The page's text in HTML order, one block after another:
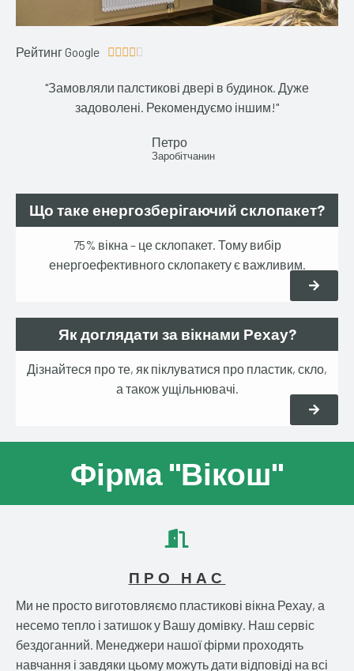
Рейтинг Google 
2
/
"Замовляли палстикові двері в будинок. Дуже
задоволені. Рекомендуємо іншим!"
Петро
Заробітчанин
Що таке енергозберігаючий склопакет?
75% вікна – це склопакет. Тому вибір
енергоефективного склопакету є важливим.
Як доглядати за вікнами Рехау?
Дізнайтеся про те, як піклуватися про пластик, скло,
а також ущільнювачі.
Фірма "Вікош"
ПРО НАС
Ми не просто виготовляємо пластикові вікна Рехау, а
несемо тепло і затишок у Вашу домівку. Наш сервіс
бездоганний. Менеджери нашої фірми проходять
навчання і завдяки цьому можуть дати відповіді на всі